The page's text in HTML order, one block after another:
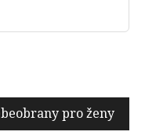
pro ženy